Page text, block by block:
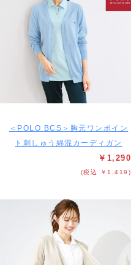
＜POLO BCS＞胸元ワンポイン
ト刺しゅう綿混カーディガン
￥1,290
(税込 ￥1,419)